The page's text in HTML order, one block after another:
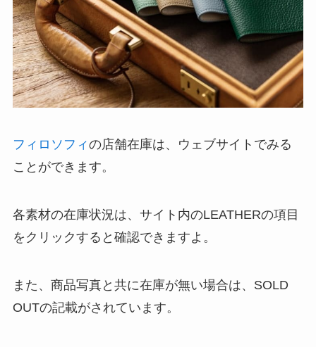
フィロソフィの店舗在庫は、ウェブサイトでみる
ことができます。
各素材の在庫状況は、サイト内のLEATHERの項目
をクリックすると確認できますよ。
また、商品写真と共に在庫が無い場合は、SOLD
OUTの記載がされています。